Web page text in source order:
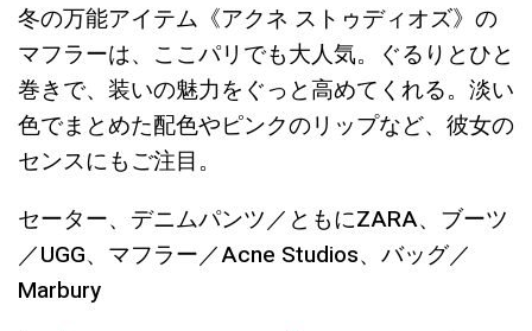
冬の万能アイテム《アクネ ストゥディオズ》の
マフラーは、ここパリでも大人気。ぐるりとひと
巻きで、装いの魅力をぐっと高めてくれる。淡い
色でまとめた配色やピンクのリップなど、彼女の
センスにもご注目。
セーター、デニムパンツ／ともにZARA、ブーツ
／UGG、マフラー／Acne Studios、バッグ／
Marbury